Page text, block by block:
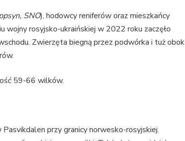
SNO), hodowcy reniferów oraz mieszkańcy
wojny rosyjsko-ukraińskiej w 2022 roku zaczęło
Zwierzęta biegną przez podwórka i tuż obok
59-66 wilków.
przy granicy norwesko-rosyjskiej.